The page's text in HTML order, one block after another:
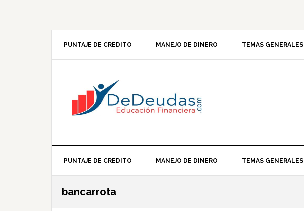
PUNTAJE DE CREDITO MANEJO DE DINERO TEMAS GENERALES
PUNTAJE DE CREDITO MANEJO DE DINERO TEMAS GENERALES
bancarrota